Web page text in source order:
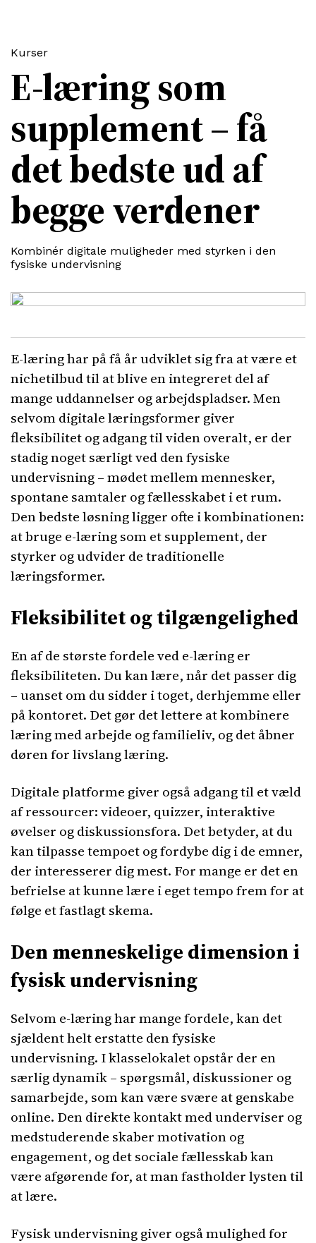
E-læring som
supplement – få
det bedste ud af
begge verdener
Kombinér digitale muligheder med styrken i den
fysiske undervisning
Kurser
E-læring har på få år udviklet sig fra at være et
nichetilbud til at blive en integreret del af
mange uddannelser og arbejdspladser. Men
selvom digitale læringsformer giver
fleksibilitet og adgang til viden overalt, er der
stadig noget særligt ved den fysiske
undervisning – mødet mellem mennesker,
spontane samtaler og fællesskabet i et rum.
Den bedste løsning ligger ofte i kombinationen:
at bruge e-læring som et supplement, der
styrker og udvider de traditionelle
læringsformer.
Fleksibilitet og tilgængelighed
En af de største fordele ved e-læring er
fleksibiliteten. Du kan lære, når det passer dig
– uanset om du sidder i toget, derhjemme eller
på kontoret. Det gør det lettere at kombinere
læring med arbejde og familieliv, og det åbner
døren for livslang læring.
Digitale platforme giver også adgang til et væld
af ressourcer: videoer, quizzer, interaktive
øvelser og diskussionsfora. Det betyder, at du
kan tilpasse tempoet og fordybe dig i de emner,
der interesserer dig mest. For mange er det en
befrielse at kunne lære i eget tempo frem for at
følge et fastlagt skema.
Den menneskelige dimension i
fysisk undervisning
Selvom e-læring har mange fordele, kan det
sjældent helt erstatte den fysiske
undervisning. I klasselokalet opstår der en
særlig dynamik – spørgsmål, diskussioner og
samarbejde, som kan være svære at genskabe
online. Den direkte kontakt med underviser og
medstuderende skaber motivation og
engagement, og det sociale fællesskab kan
være afgørende for, at man fastholder lysten til
at lære.
Fysisk undervisning giver også mulighed for